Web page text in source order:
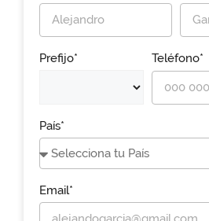
Prefijo* Teléfono*
País*
Email*